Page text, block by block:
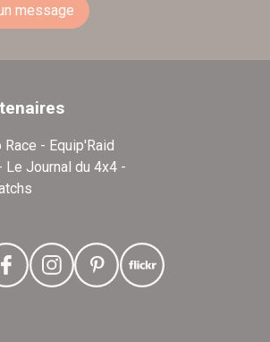
message
- Equip'Raid
Le Journal du 4x4 -